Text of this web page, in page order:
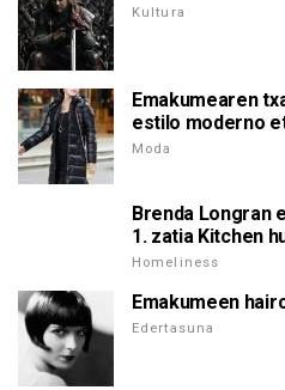
Kultura
Emakumearen
estilo moderno
Moda
Brenda Longran
1. zatia Kitchen
Homeliness
Emakumeen
Edertasuna